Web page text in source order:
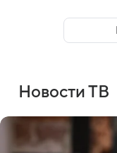
Новости ТВ